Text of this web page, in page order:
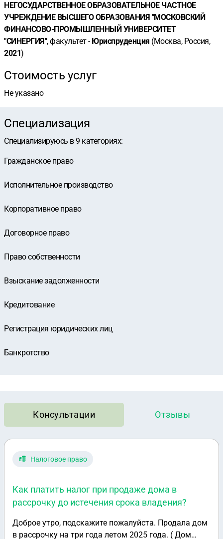
НЕГОСУДАРСТВЕННОЕ ОБРАЗОВАТЕЛЬНОЕ ЧАСТНОЕ
УЧРЕЖДЕНИЕ ВЫСШЕГО ОБРАЗОВАНИЯ "МОСКОВСКИЙ
ФИНАНСОВО-ПРОМЫШЛЕННЫЙ УНИВЕРСИТЕТ
"СИНЕРГИЯ", факультет -Юриспруденция (Москва, Россия,
2021)
Стоимость услуг
Не указано
Специализация
Специализируюсь в9 категориях:
Гражданское право
Исполнительное производство
Корпоративное право
Договорное право
Право собственности
Взыскание задолженности
Кредитование
Регистрация юридических лиц
Банкротство
Консультации Отзывы
Налоговое право
Как платить налог при продаже дома в
рассрочку до истечения срока владения?
Доброе утро, подскажите пожалуйста. Продала дом
в рассрочку на три года летом 2025 года. ( Дом